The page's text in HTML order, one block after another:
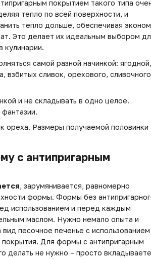
покрытием такого типа
тепло по всей поверхности, и
тепло дольше, обеспечивая
Это делает их идеальным выбором
кулинарии.
самой разной начинкой: ягодной,
сливок, орехового,
и не складывать в одно целое.
ореха. Размеры получаемой половинки
с антипригарным
, зарумянивается, равномерно
формы. Формы без
использованием и перед каждым
маслом. Нужно немало опыта и
песочное печенье с использованием
Для формы с антипригарным
делать не нужно – просто вкладываете